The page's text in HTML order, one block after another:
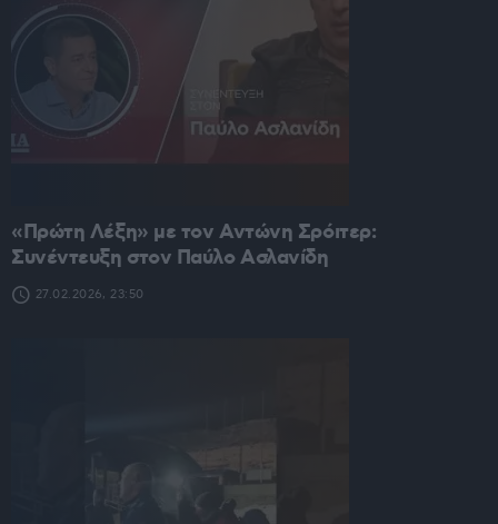
«Πρώτη Λέξη» με τον Αντώνη Σρόιτερ:
Συνέντευξη στον Παύλο Ασλανίδη
27.02.2026, 23:50